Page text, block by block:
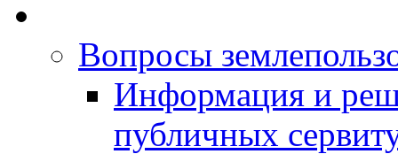
Вопросы
Информация и
публичных